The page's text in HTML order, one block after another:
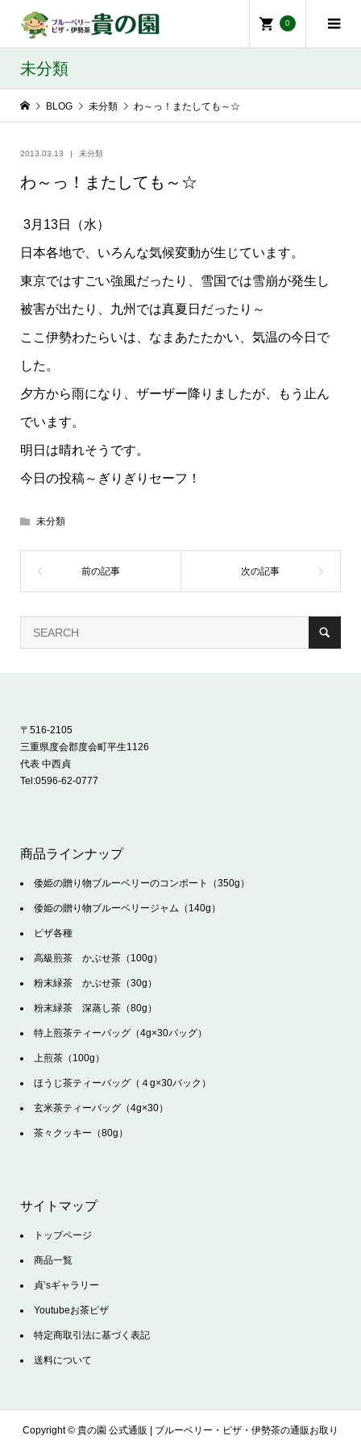
0
未分類
BLOG 未分類 わ～っ！またしても～☆
2013.03.13 未分類
わ～っ！またしても～☆
3月13日（水）
日本各地で、いろんな気候変動が生じています。
東京ではすごい強風だったり、雪国では雪崩が発生し
被害が出たり、九州では真夏日だったり～
ここ伊勢わたらいは、なまあたたかい、気温の今日で
した。
夕方から雨になり、ザーザー降りましたが、もう止ん
でいます。
明日は晴れそうです。
今日の投稿～ぎりぎりセーフ！
未分類
〒516-2105
三重県度会郡度会町平生1126
代表 中西貞
Tel:0596-62-0777
商品ラインナップ
倭姫の贈り物ブルーベリーのコンポート（350g）
倭姫の贈り物ブルーベリージャム（140g）
ピザ各種
高級煎茶 かぶせ茶（100g）
粉末緑茶 かぶせ茶（30g）
粉末緑茶 深蒸し茶（80g）
特上煎茶ティーバッグ（4g×30バッグ）
上煎茶（100g）
ほうじ茶ティーバッグ（４g×30バック）
玄米茶ティーバッグ（4g×30）
茶々クッキー（80g）
サイトマップ
トップページ
商品一覧
貞’sギャラリー
Youtubeお茶ピザ
特定商取引法に基づく表記
送料について
Copyright © 貴の園 公式通販 | ブルーベリー・ピザ・伊勢茶の通販お取り